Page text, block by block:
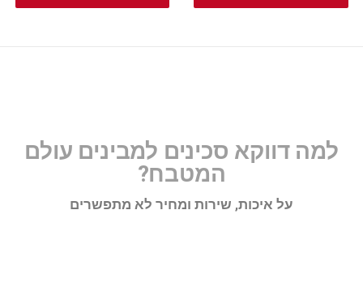
למה דווקא סכינים למבינים עולם
המטבח?
על איכות, שירות ומחיר לא מתפשרים